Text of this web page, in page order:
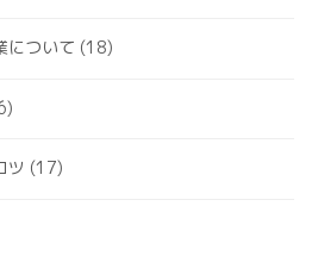
について (18)
ツ (17)